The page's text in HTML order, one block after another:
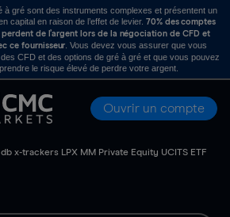
à gré sont des instruments complexes et présentent un
capital en raison de l’effet de levier. 70% des comptes
perdent de l’argent lors de la négociation de CFD et
ce fournisseur . Vous devez vous assurer que vous
CFD et des options de gré à gré et que vous pouvez
le risque élevé de perdre votre argent.
Ouvrir un compte
db x-trackers LPX MM Private Equity UCITS ETF